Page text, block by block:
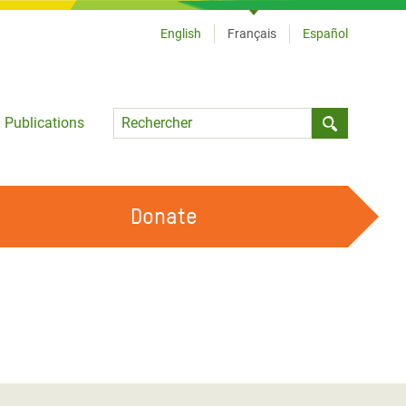
Publications
Language
English Français Español
Donate